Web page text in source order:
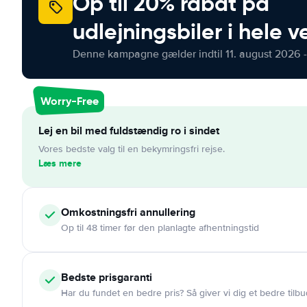
udlejningsbiler i hele
Denne kampagne gælder indtil 11. august 2026
Worry-Free
Lej en bil med fuldstændig ro i sindet
Vores bedste valg til en bekymringsfri rejse.
Læs mere
Omkostningsfri annullering
Op til 48 timer før den planlagte afhentningstid
Bedste prisgaranti
Har du fundet en bedre pris? Så giver vi dig et bedre